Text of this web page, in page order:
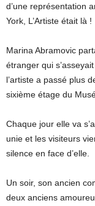
d’une représentation
York, L’Artiste était là !
Marina Abramovic
étranger qui
l’artiste a passé plus
sixième étage du
Chaque jour elle va
unie et les visiteurs
silence en face d’elle.
Un soir, son ancien
deux anciens